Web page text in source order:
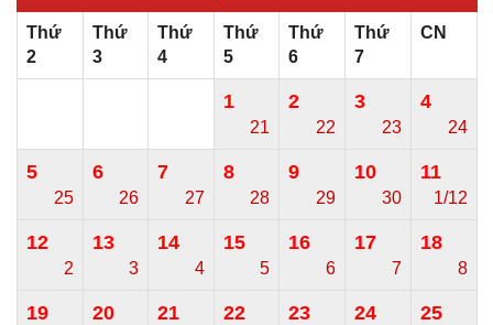
Thứ
2
Thứ
3
Thứ
4
Thứ
5
Thứ
6
Thứ
7
CN
1
21
2
22
3
23
4
24
5
25
6
26
7
27
8
28
9
29
10
30
11
1/12
12
2
13
3
14
4
15
5
16
6
17
7
18
8
19 20 21 22 23 24 25